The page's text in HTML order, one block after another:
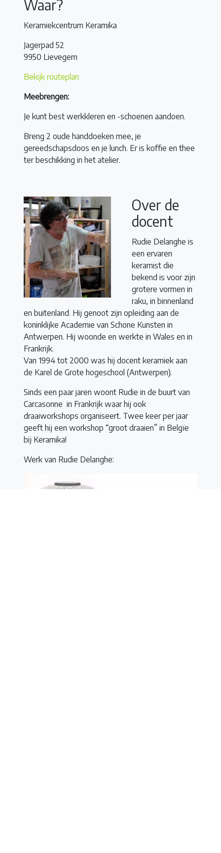
Waar?
Keramiekcentrum Keramika
Jagerpad 52
9950 Lievegem
Bekijk routeplan
Meebrengen:
Je kunt best werkkleren en -schoenen aandoen.
Breng 2 oude handdoeken mee, je
gereedschapsdoos en je lunch. Er is koffie en thee
ter beschikking in het atelier.
Over de
docent
Rudie Delanghe is
een ervaren
keramist die
bekend is voor zijn
grotere vormen in
raku, in binnenland
en buitenland. Hij genoot zijn opleiding aan de
koninklijke Academie van Schone Kunsten in
Antwerpen. Hij woonde en werkte in Wales en in
Frankrijk.
Van 1994 tot 2000 was hij docent keramiek aan
de Karel de Grote hogeschool (Antwerpen).
Sinds een paar jaren woont Rudie in de buurt van
Carcasonne in Frankrijk waar hij ook
draaiworkshops organiseert. Twee keer per jaar
geeft hij een workshop “groot draaien” in Belgïe
bij Keramika!
Werk van Rudie Delanghe: